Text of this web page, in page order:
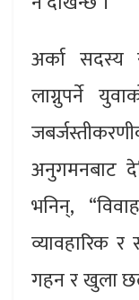
अर्का सदस्य
लाग्नुपर्ने
अनुगमनबाट
भनिन्,
व्यावहारिक
गहन र खुला